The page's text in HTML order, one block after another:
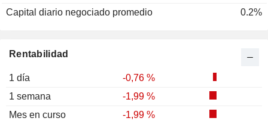
Rentabilidad
1 día
-0,76 %
1 semana
-1,99 %
Mes en curso
-1,99 %
Capital diario negociado promedio
0.2%